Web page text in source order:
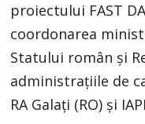
proiectului FAST
coordonarea
Statului român și
administrațiile de
RA Galați (RO) și